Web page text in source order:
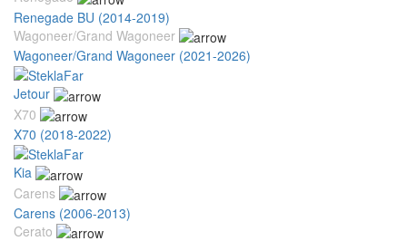
Renegade BU (2014-2019)
Wagoneer/Grand Wagoneer
Wagoneer/Grand Wagoneer (2021-2026)
Jetour
X70
X70 (2018-2022)
Kia
Carens
Carens (2006-2013)
Cerato